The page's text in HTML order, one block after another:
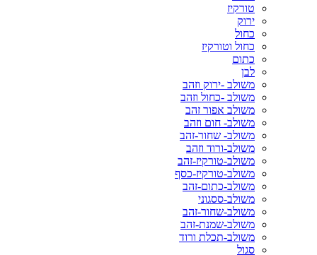
טורקיז
ירוק
כחול
כחול וטורקיז
כתום
לבן
משולב -ירוק וזהב
משולב -כחול וזהב
משולב אפור זהב
משולב- חום וזהב
משולב- שחור-זהב
משולב-ורוד וזהב
משולב-טורקיז-זהב
משולב-טורקיז-כסף
משולב-כתום-זהב
משולב-ססגוני
משולב-שחור-זהב
משולב-שמנת-זהב
משולב-תכלת ורוד
סגול